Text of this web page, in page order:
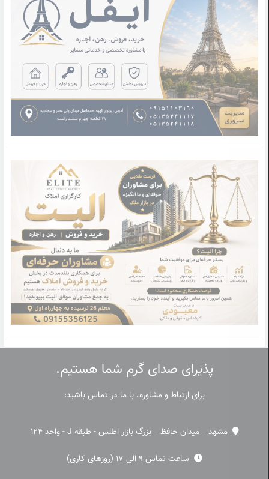
پذیرای صدای گرم شما هستیم.
برای ارتباط و مشاوره، با ما در تماس باشید:
مشهد – میدان حافظ – بزرگ بازار اطلس - طبقه J - واحد 124
ساعت تماس 9 الی 17 (روزهای کاری)